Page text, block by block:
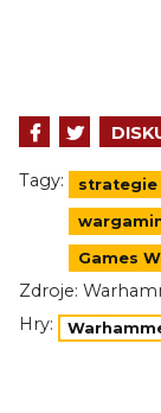
Tagy: strategie
Games
Zdroje:
Hry: